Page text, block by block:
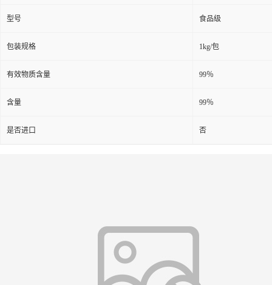
型号 食品级
包装规格 1kg/包
有效物质含量 99％
含量 99％
是否进口 否